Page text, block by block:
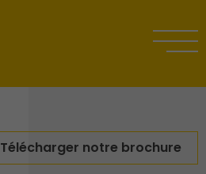
Télécharger notre brochure